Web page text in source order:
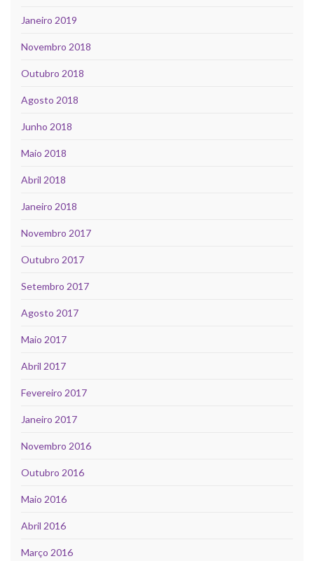
Janeiro 2019
Novembro 2018
Outubro 2018
Agosto 2018
Junho 2018
Maio 2018
Abril 2018
Janeiro 2018
Novembro 2017
Outubro 2017
Setembro 2017
Agosto 2017
Maio 2017
Abril 2017
Fevereiro 2017
Janeiro 2017
Novembro 2016
Outubro 2016
Maio 2016
Abril 2016
Março 2016